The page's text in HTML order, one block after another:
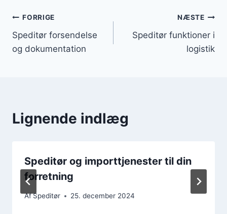
Indlægsnavigation
FORRIGE
Speditør forsendelse
og dokumentation
NÆSTE
Speditør funktioner i
logistik
Lignende indlæg
Speditør og importtjenester til din
forretning
AfSpeditør 25. december 2024